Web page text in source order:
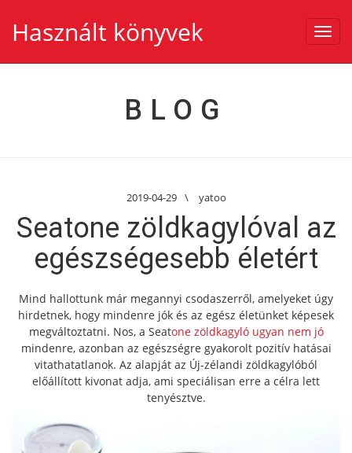
Használt könyvek
BLOG
2019-04-29 \ yatoo
Seatone zöldkagylóval az
egészségesebb életért
Mind hallottunk már megannyi csodaszerről, amelyeket úgy
hirdetnek, hogy mindenre jók és az egész életünket képesek
megváltoztatni. Nos, a Seatone zöldkagyló ugyan nem jó
mindenre, azonban az egészségre gyakorolt pozitív hatásai
vitathatatlanok. Az alapját az Új-zélandi zöldkagylóból
előállított kivonat adja, ami speciálisan erre a célra lett
tenyésztve.